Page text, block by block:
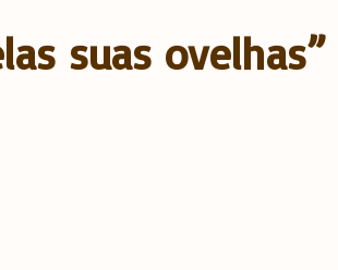
suas ovelhas”